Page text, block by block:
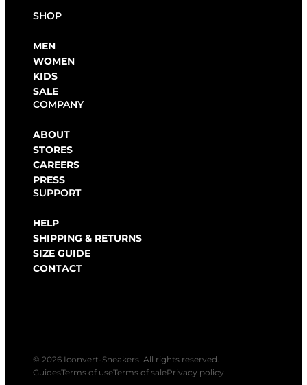
SHOP
MEN
WOMEN
KIDS
SALE
COMPANY
ABOUT
STORES
CAREERS
PRESS
SUPPORT
HELP
SHIPPING & RETURNS
SIZE GUIDE
CONTACT
© 2026 Iconvert-Sneakers. All rights reserved.
GuidesTerms of useTerms of salePrivacy policy